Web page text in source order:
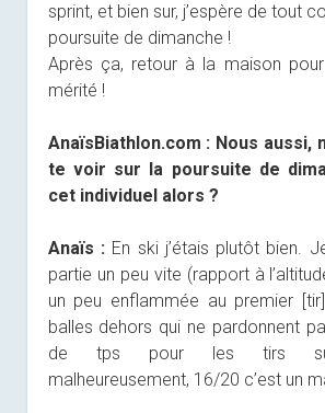
sprint, et bien sur, j’espère de tout
poursuite de dimanche !
Après ça, retour à la maison
mérité !
AnaïsBiathlon.com : Nous aussi,
te voir sur la poursuite de
cet individuel alors ?
Anaïs : En ski j’étais plutôt bien.
partie un peu vite (rapport à
un peu enflammée au premier
balles dehors qui ne pardonnent
de tps pour les tirs
malheureusement, 16/20 c’est un